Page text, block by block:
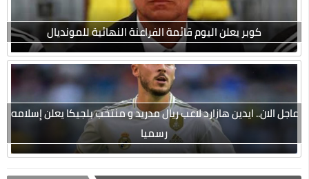
كوبر يعلن اليوم قائمة الفراعنة النهائية للمونديال
عاجل الان.. ايدين هازارد لاعب ريال مدريد و منتخب بلجيكا يعلن إسلامه
رسميا